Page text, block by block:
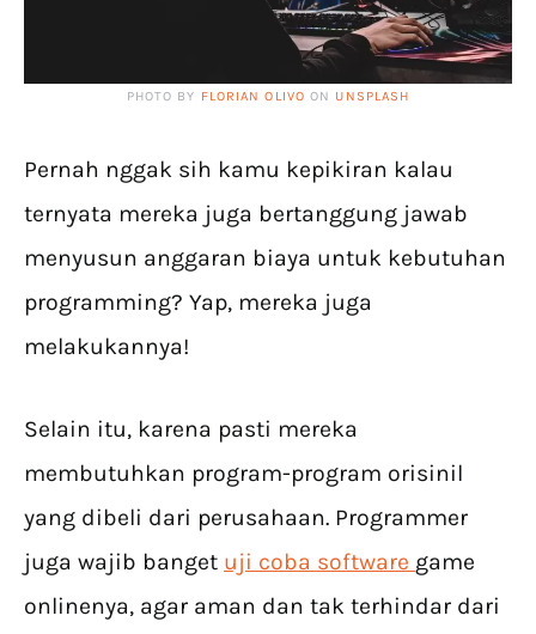
PHOTO BY FLORIAN OLIVO ON UNSPLASH
Pernah nggak sih kamu kepikiran kalau
ternyata mereka juga bertanggung jawab
menyusun anggaran biaya untuk kebutuhan
programming? Yap, mereka juga
melakukannya!
Selain itu, karena pasti mereka
membutuhkan program-program orisinil
yang dibeli dari perusahaan. Programmer
juga wajib banget uji coba software game
onlinenya, agar aman dan tak terhindar dari